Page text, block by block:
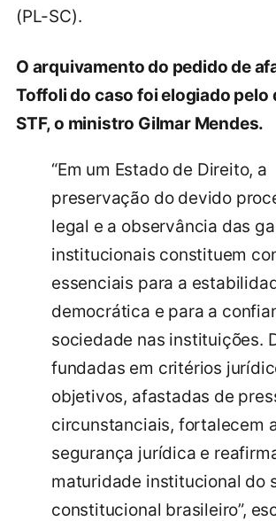
(PL-SC).
O arquivamento do pedido de
Toffoli do caso foi elogiado pelo
STF, o ministro Gilmar Mendes.
“Em um Estado de Direito, a
preservação do devido
legal e a observância das
institucionais constituem
essenciais para a
democrática e para a
sociedade nas instituições.
fundadas em critérios
objetivos, afastadas de
circunstanciais, fortalecem
segurança jurídica e
maturidade institucional do
constitucional brasileiro”,